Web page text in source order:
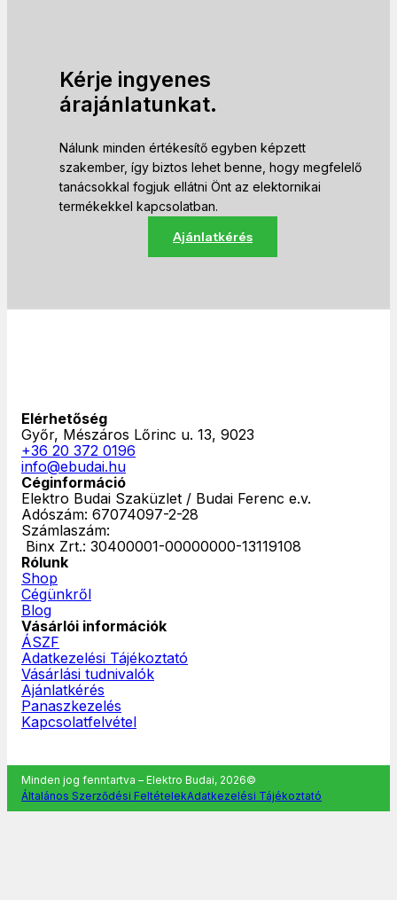
Kérje ingyenes
árajánlatunkat.
Nálunk minden értékesítő egyben képzett
szakember, így biztos lehet benne, hogy megfelelő
tanácsokkal fogjuk ellátni Önt az elektornikai
termékekkel kapcsolatban.
Ajánlatkérés
Elérhetőség
Győr, Mészáros Lőrinc u. 13, 9023
+36 20 372 0196
info@ebudai.hu
Céginformáció
Elektro Budai Szaküzlet / Budai Ferenc e.v.
Adószám: 67074097-2-28
Számlaszám:
‎ Binx Zrt.: 30400001-00000000-13119108
Rólunk
Shop
Cégünkről
Blog
Vásárlói információk
ÁSZF
Adatkezelési Tájékoztató
Vásárlási tudnivalók
Ajánlatkérés
Panaszkezelés
Kapcsolatfelvétel
Minden jog fenntartva – Elektro Budai, 2026©
Általános Szerződési FeltételekAdatkezelési Tájékoztató